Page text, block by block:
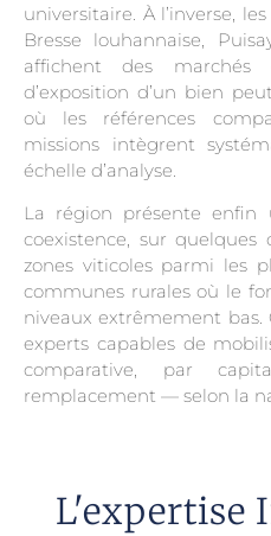
universitaire. À l’inverse,
Bresse louhannaise,
affichent des
d’exposition d’un bien
où les références
missions intègrent
échelle d’analyse.
La région présente
coexistence, sur quelques
zones viticoles parmi les
communes rurales où le
niveaux extrêmement
experts capables de
comparative, par
remplacement — selon la
L'expertise